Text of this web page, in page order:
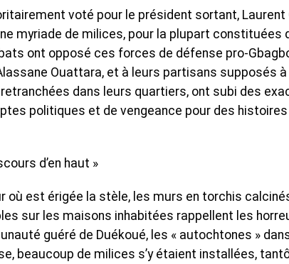
voté pour le président sortant, Laurent
myriade de milices, pour la plupart constituées
ont opposé ces forces de défense pro-
Ouattara, et à leurs partisans supposés à
dans leurs quartiers, ont subi des
politiques et de vengeance pour des histoires
d’en haut »
où est érigée la stèle, les murs en torchis
sur les maisons inhabitées rappellent les
guéré de Duékoué, les « autochtones »
beaucoup de milices s’y étaient installées,